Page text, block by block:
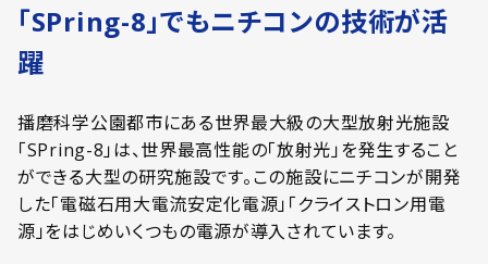
「SPring-8」でもニチコンの技術が活
躍
播磨科学公園都市にある世界最大級の大型放射光施設
「SPring-8」は、世界最高性能の「放射光」を発生すること
ができる大型の研究施設です。この施設にニチコンが開発
した「電磁石用大電流安定化電源」「クライストロン用電
源」をはじめいくつもの電源が導入されています。